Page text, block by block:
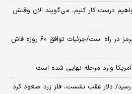
می‌خواهیم درست کار کنیم، می‌گویند الان وقتش
العربیه: توافق بازگشایی تنگه هرمز در راه است/جزئیات توافق ۶۰ روزه فاش
آمریکا وارد مرحله نهایی شده است